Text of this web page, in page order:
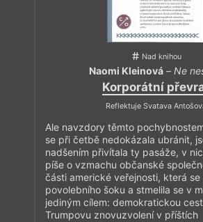
Nad knihou
Naomi Kleinová – Ne
Korporátní
Reflektuje Svatava
Ale navzdory těmto
se při četbě nedokázala ubránit,
nadšením přivítala ty pasáže, v
píše o vzmachu občanské
části americké veřejnosti, která se
povolebního šoku a stmelila se v
jediným cílem: demokratickou
Trumpovu znovuzvolení v příštích